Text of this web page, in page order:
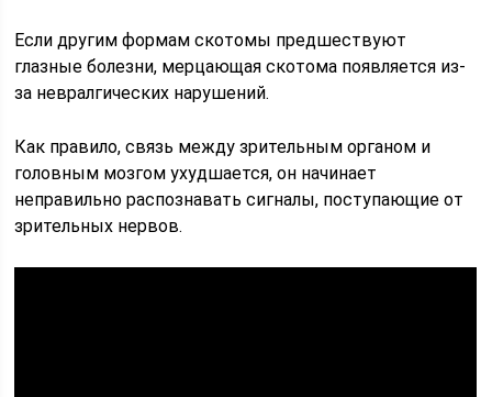
Если другим формам скотомы предшествуют
глазные болезни, мерцающая скотома появляется из-
за невралгических нарушений.
Как правило, связь между зрительным органом и
головным мозгом ухудшается, он начинает
неправильно распознавать сигналы, поступающие от
зрительных нервов.